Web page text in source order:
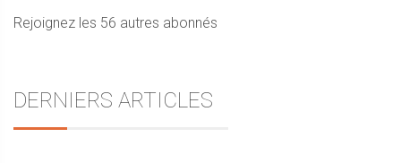
Rejoignez les 56 autres abonnés
DERNIERS ARTICLES